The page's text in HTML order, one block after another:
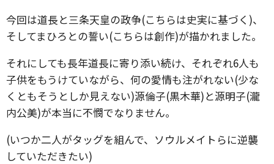
今回は道長と三条天皇の政争(こちらは史実に基づく)、
そしてまひろとの誓い(こちらは創作)が描かれました。
それにしても長年道長に寄り添い続け、それぞれ6人も
子供をもうけていながら、何の愛情も注がれない(少な
くともそうとしか見えない)源倫子(黒木華)と源明子(瀧
内公美)が本当に不憫でなりません。
(いつか二人がタッグを組んで、ソウルメイトらに逆襲
していただきたい)